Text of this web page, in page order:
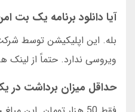
آیا دانلود برنامه یک بت
ویروسی ندارد. حتماً از لینک
حداقل میزان برداشت